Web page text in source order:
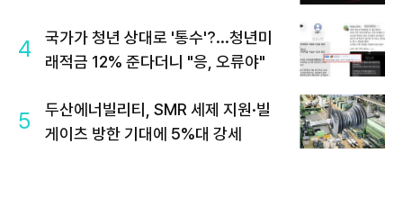
4
국가가 청년 상대로 '통수'?...청년미
래적금 12% 준다더니 "응, 오류야"
5
두산에너빌리티, SMR 세제 지원·빌
게이츠 방한 기대에 5%대 강세